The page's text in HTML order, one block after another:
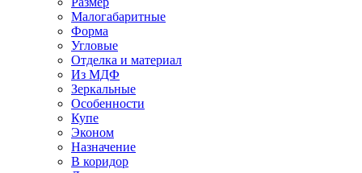
Малогабаритные
Форма
Угловые
Отделка и материал
Из МДФ
Зеркальные
Особенности
Купе
Эконом
Назначение
В коридор